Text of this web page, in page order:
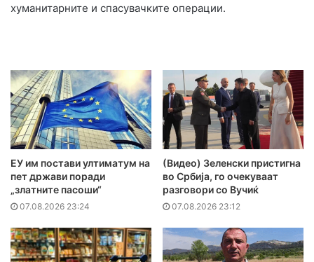
хуманитарните и спасувачките операции.
ЕУ им постави ултиматум на
пет држави поради
„златните пасоши“
07.08.2026 23:24
(Видео) Зеленски пристигна
во Србија, го очекуваат
разговори со Вучиќ
07.08.2026 23:12